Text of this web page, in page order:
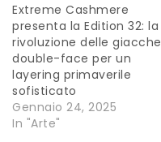
Extreme Cashmere
presenta la Edition 32: la
rivoluzione delle giacche
double-face per un
layering primaverile
sofisticato
Gennaio 24, 2025
In "Arte"